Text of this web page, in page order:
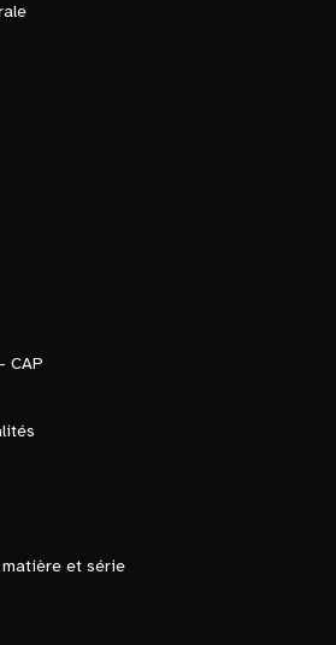
CAP
et série